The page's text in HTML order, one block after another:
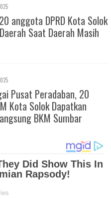
anggota DPRD Kota Solok
Saat Daerah Masih
Pusat Peradaban, 20
Kota Solok Dapatkan
BKM Sumbar